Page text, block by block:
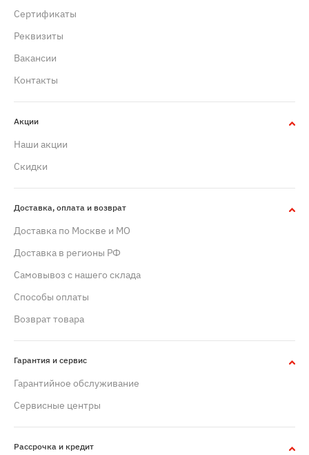
Сертификаты
Реквизиты
Вакансии
Контакты
Акции
Наши акции
Скидки
Доставка, оплата и возврат
Доставка по Москве и МО
Доставка в регионы РФ
Самовывоз с нашего склада
Способы оплаты
Возврат товара
Гарантия и сервис
Гарантийное обслуживание
Сервисные центры
Рассрочка и кредит